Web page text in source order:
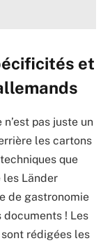
et
pas juste un
les cartons
que
les Länder
de gastronomie
documents ! Les
rédigées les